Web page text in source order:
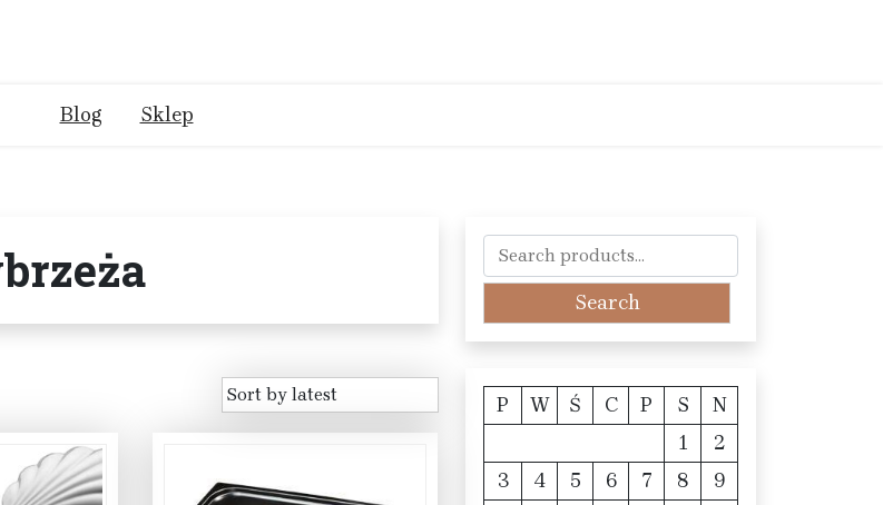
Blog Sklep
Search
for:
Search
P W Ś C P S
N
1
2
3
4 5 6 7 8
9